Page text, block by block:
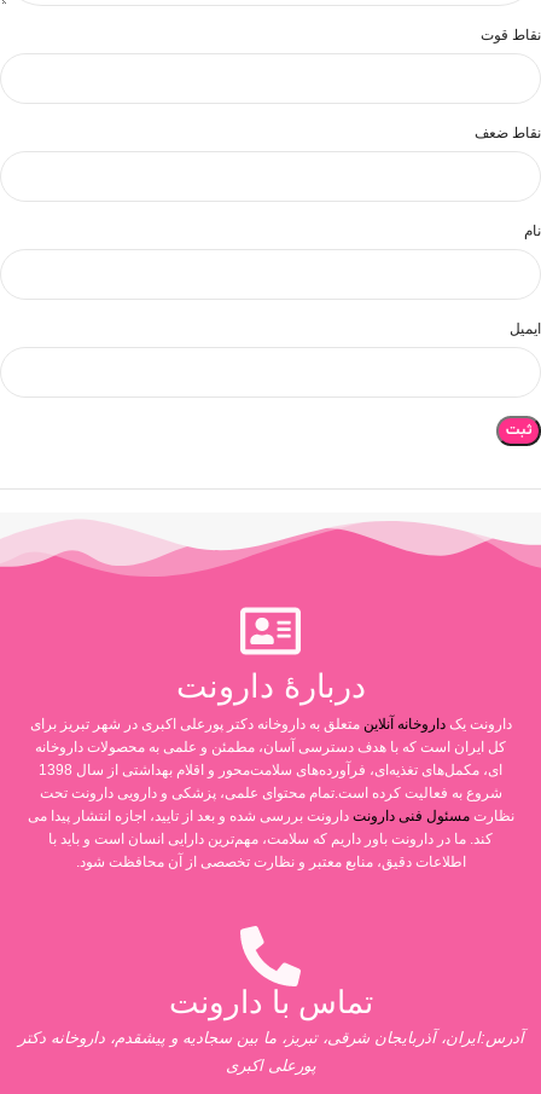
نقاط قوت
نقاط ضعف
نام
ایمیل
دربارۀ دارونت
دارونت یکداروخانه آنلاین متعلق به داروخانه دکتر پورعلی اکبری در شهر تبریز برای
کل ایران است که با هدف دسترسی آسان، مطمئن و علمی به محصولات داروخانه
ای، مکمل‌های تغذیه‌ای، فرآورده‌های سلامت‌محور و اقلام بهداشتی از سال 1398
شروع به فعالیت کرده است.تمام محتوای علمی، پزشکی و دارویی دارونت تحت
نظارتمسئول فنی دارونت دارونت بررسی شده و بعد از تایید، اجازه انتشار پیدا می
کند. ما در دارونت باور داریم که سلامت، مهم‌ترین دارایی انسان است و باید با
اطلاعات دقیق، منابع معتبر و نظارت تخصصی از آن محافظت شود.
تماس با دارونت
آدرس:ایران، آذربایجان شرقی، تبریز، ما بین سجادیه و پیشقدم، داروخانه دکتر
پورعلی اکبری